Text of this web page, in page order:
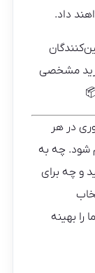
داد.
خرید مشخصی
در هر
شود. چه به
و چه برای
را بهینه